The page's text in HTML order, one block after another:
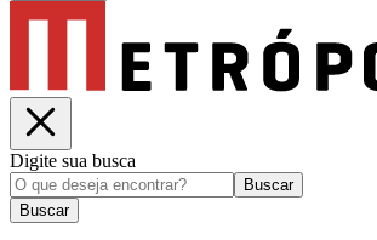
Digite sua busca
Buscar
Buscar